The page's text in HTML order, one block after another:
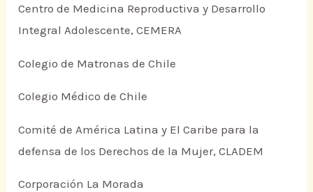
Centro de Medicina Reproductiva y Desarrollo
Integral Adolescente, CEMERA
Colegio de Matronas de Chile
Colegio Médico de Chile
Comité de América Latina y El Caribe para la
defensa de los Derechos de la Mujer, CLADEM
Corporación La Morada